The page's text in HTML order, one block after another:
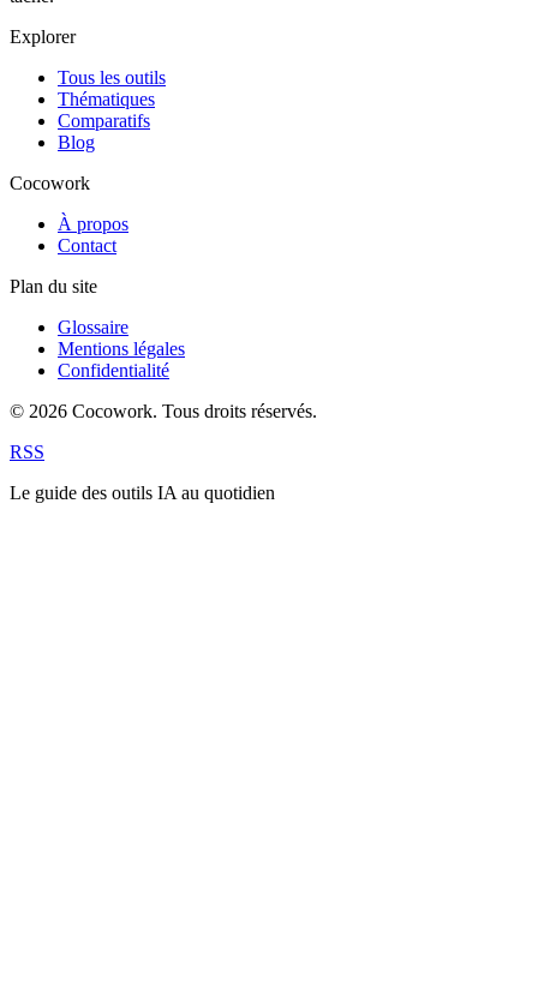
Explorer
Tous les outils
Thématiques
Comparatifs
Blog
Cocowork
À propos
Contact
Plan du site
Glossaire
Mentions légales
Confidentialité
© 2026 Cocowork. Tous droits réservés.
RSS
Le guide des outils IA au quotidien